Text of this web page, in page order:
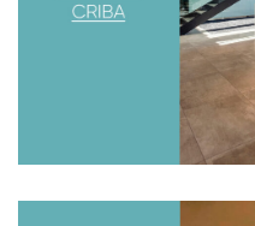
ubicadas en el Edificio
la Ciudad